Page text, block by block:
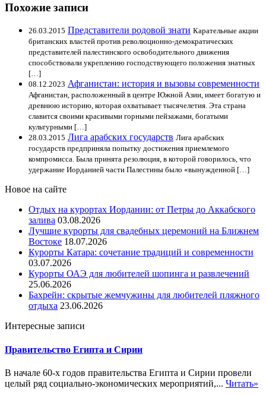
Похожие записи
26.03.2015 Представители родовой знати Карательные акции
британских властей против революционно-демократических
представителей палестинского освободительного движения
способствовали укреплению господствующего положения знатных
[…]
08.12.2023 Афганистан: история и вызовы современности
Афганистан, расположенный в центре Южной Азии, имеет богатую и
древнюю историю, которая охватывает тысячелетия. Эта страна
славится своими красивыми горными пейзажами, богатыми
культурными […]
28.03.2015 Лига арабских государств Лига арабских
государств предприняла попытку достижения приемлемого
компромисса. Была принята резолюция, в которой говорилось, что
удержание Иорданией части Палестины было «вынужденной […]
Новое на сайте
Отдых на курортах Иордании: от Петры до Аккабского
залива 03.08.2026
Лучшие курорты для свадебных церемоний на Ближнем
Востоке 18.07.2026
Курорты Катара: сочетание традиций и современности
03.07.2026
Курорты ОАЭ для любителей шопинга и развлечений
25.06.2026
Бахрейн: скрытые жемчужины для любителей пляжного
отдыха 23.06.2026
Интересные записи
Правительство Египта и Сирии
В начале 60-х годов правительства Египта и Сирии провели
целый ряд социально-экономических мероприятий,... Читать»